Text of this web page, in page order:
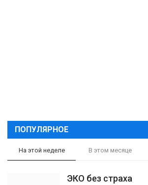
ПОПУЛЯРНОЕ
На этой неделе В этом месяце
ЭКО без страха